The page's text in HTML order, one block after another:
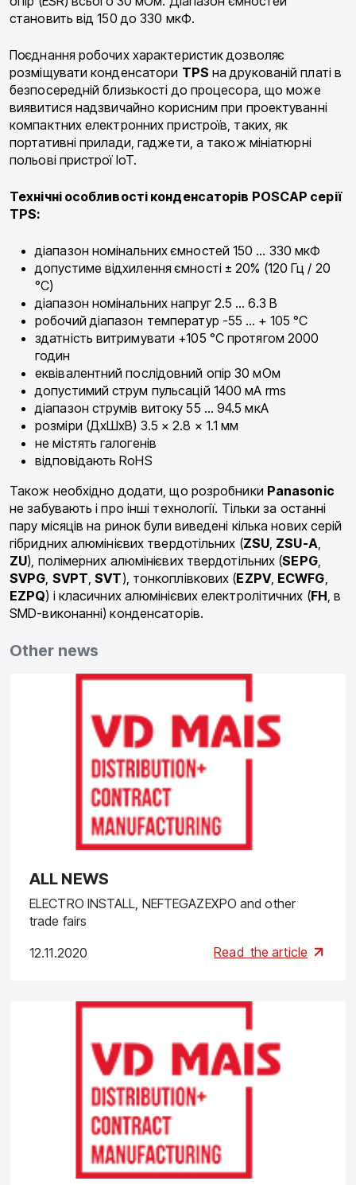
становить від 150 до 330 мкФ.
Поєднання робочих характеристик дозволяє
розміщувати конденсатори TPS на друкованій платі в
безпосередній близькості до процесора, що може
виявитися надзвичайно корисним при проектуванні
компактних електронних пристроїв, таких, як
портативні прилади, гаджети, а також мініатюрні
польові пристрої IoT.
Технічні особливості конденсаторів POSCAP серії
TPS:
діапазон номінальних ємностей 150 … 330 мкФ
допустиме відхилення ємності ± 20% (120 Гц / 20
°C)
діапазон номінальних напруг 2.5 … 6.3 В
робочий діапазон температур -55 … + 105 °C
здатність витримувати +105 °C протягом 2000
годин
еквівалентний послідовний опір 30 мОм
допустимий струм пульсацій 1400 мА rms
діапазон струмів витоку 55 … 94.5 мкА
розміри (ДхШхВ) 3.5 × 2.8 × 1.1 мм
не містять галогенів
відповідають RoHS
Також необхідно додати, що розробники Panasonic
не забувають і про інші технології. Тільки за останні
пару місяців на ринок були виведені кілька нових серій
гібридних алюмінієвих твердотільних (ZSU ZSU-A
ZU), полімерних алюмінієвих твердотільних (SEPG,
SVPG SVPT ,SVT), тонкоплівкових (EZPV, ECWFG
EZPQ) і класичних алюмінієвих електролітичних (FH , в
SMD-виконанні) конденсаторів.
Other news
ALL NEWS
ELECTRO INSTALL, NEFTEGAZEXPO and other
trade fairs
12.11.2020 Read the article